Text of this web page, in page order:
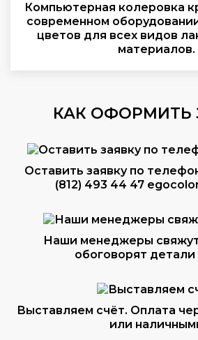
Компьютерная колеровка
современном
цветов для всех видов
материалов.
КАК ОФОРМИТЬ
Оставить заявку по
(812) 493 44 47
Наши менеджеры
обоговорят детали
Выставляем счёт. Оплата
или